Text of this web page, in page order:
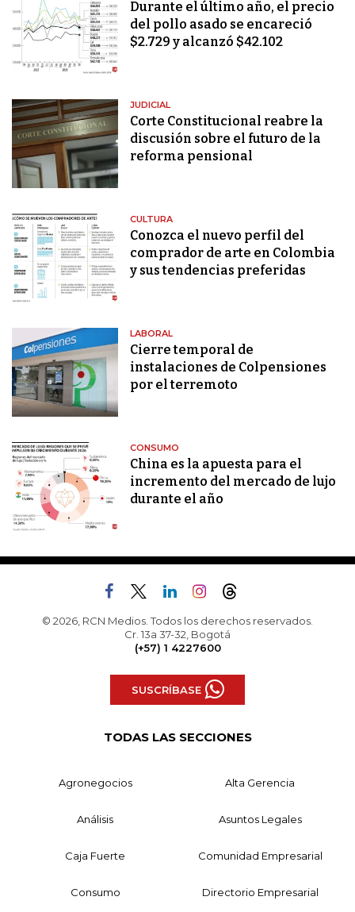
Durante el último año, el precio
del pollo asado se encareció
$2.729 y alcanzó $42.102
JUDICIAL
Corte Constitucional reabre la
discusión sobre el futuro de la
reforma pensional
CULTURA
Conozca el nuevo perfil del
comprador de arte en Colombia
y sus tendencias preferidas
LABORAL
Cierre temporal de
instalaciones de Colpensiones
por el terremoto
CONSUMO
China es la apuesta para el
incremento del mercado de lujo
durante el año
© 2026, RCN Medios. Todos los derechos reservados.
Cr. 13a 37-32, Bogotá
(+57) 1 4227600
SUSCRÍBASE
TODAS LAS SECCIONES
Agronegocios Alta Gerencia
Análisis Asuntos Legales
Caja Fuerte Comunidad Empresarial
Consumo Directorio Empresarial